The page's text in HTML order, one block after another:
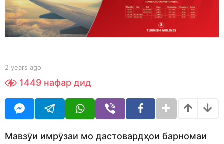
s
a
g
b
Y
O
R
2 years ago
e
g
1449 нафар дид
Мавзӯи имрӯзаи мо дастовардҳои барномаи